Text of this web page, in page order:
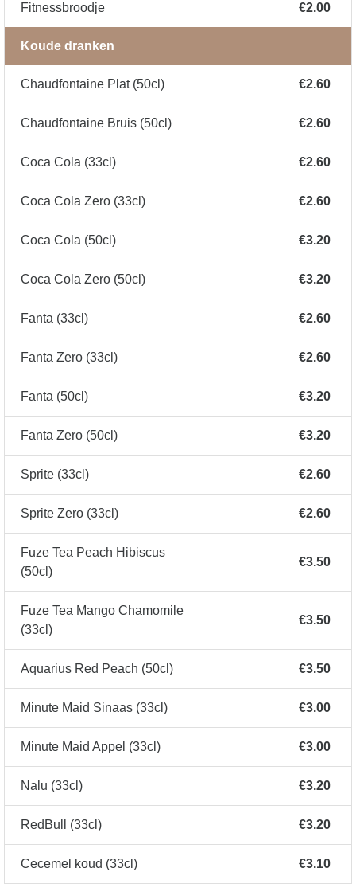
Fitnessbroodje €2.00
Koude dranken
Chaudfontaine Plat (50cl) €2.60
Chaudfontaine Bruis (50cl) €2.60
Coca Cola (33cl) €2.60
Coca Cola Zero (33cl) €2.60
Coca Cola (50cl) €3.20
Coca Cola Zero (50cl) €3.20
Fanta (33cl) €2.60
Fanta Zero (33cl) €2.60
Fanta (50cl) €3.20
Fanta Zero (50cl) €3.20
Sprite (33cl) €2.60
Sprite Zero (33cl) €2.60
Fuze Tea Peach Hibiscus
(50cl)
€3.50
Fuze Tea Mango Chamomile
(33cl)
€3.50
Aquarius Red Peach (50cl) €3.50
Minute Maid Sinaas (33cl) €3.00
Minute Maid Appel (33cl) €3.00
Nalu (33cl) €3.20
RedBull (33cl) €3.20
Cecemel koud (33cl) €3.10